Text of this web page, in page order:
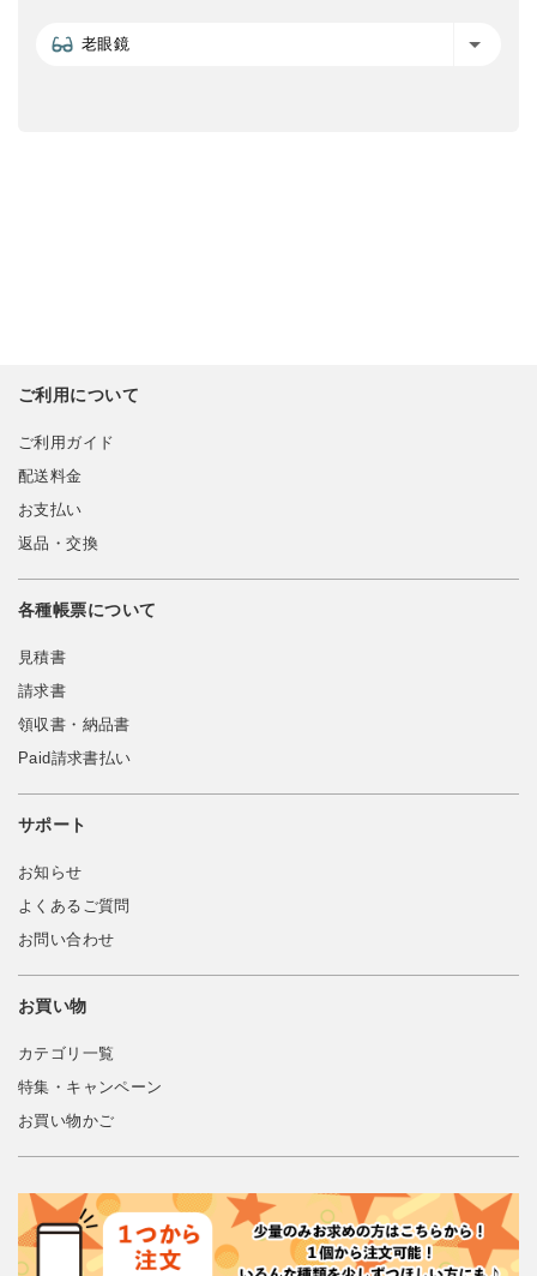
老眼鏡
ご利用について
ご利用ガイド
配送料金
お支払い
返品・交換
各種帳票について
見積書
請求書
領収書・納品書
Paid請求書払い
サポート
お知らせ
よくあるご質問
お問い合わせ
お買い物
カテゴリ一覧
特集・キャンペーン
お買い物かご